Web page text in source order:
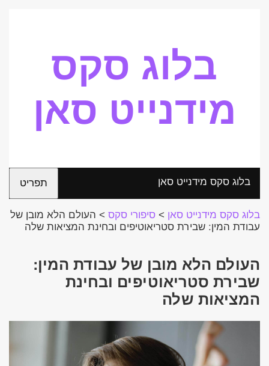
בלוג סקס
מידנייט סאן
בלוג סקס מידנייט סאן תפריט
בלוג סקס מידנייט סאן > סיפורי סקס > העולם הלא מובן של
עבודת המין: שבירת סטריאוטיפים ובחינת המציאות שלה
העולם הלא מובן של עבודת המין:
שבירת סטריאוטיפים ובחינת
המציאות שלה